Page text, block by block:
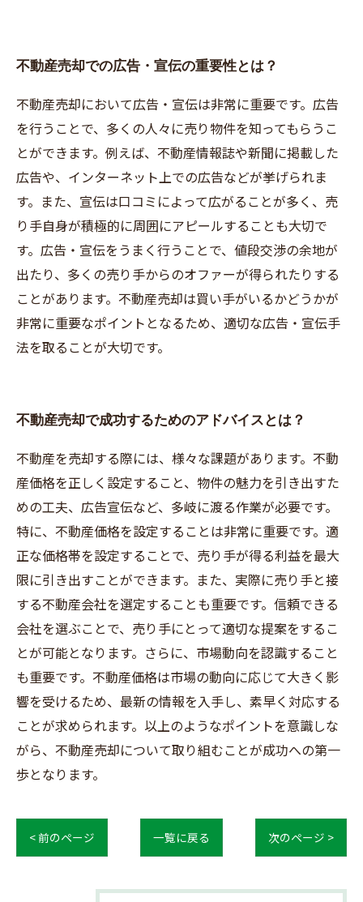
不動産売却での広告・宣伝の重要性とは？
不動産売却において広告・宣伝は非常に重要です。広告
を行うことで、多くの人々に売り物件を知ってもらうこ
とができます。例えば、不動産情報誌や新聞に掲載した
広告や、インターネット上での広告などが挙げられま
す。また、宣伝は口コミによって広がることが多く、売
り手自身が積極的に周囲にアピールすることも大切で
す。広告・宣伝をうまく行うことで、値段交渉の余地が
出たり、多くの売り手からのオファーが得られたりする
ことがあります。不動産売却は買い手がいるかどうかが
非常に重要なポイントとなるため、適切な広告・宣伝手
法を取ることが大切です。
不動産売却で成功するためのアドバイスとは？
不動産を売却する際には、様々な課題があります。不動
産価格を正しく設定すること、物件の魅力を引き出すた
めの工夫、広告宣伝など、多岐に渡る作業が必要です。
特に、不動産価格を設定することは非常に重要です。適
正な価格帯を設定することで、売り手が得る利益を最大
限に引き出すことができます。また、実際に売り手と接
する不動産会社を選定することも重要です。信頼できる
会社を選ぶことで、売り手にとって適切な提案をするこ
とが可能となります。さらに、市場動向を認識すること
も重要です。不動産価格は市場の動向に応じて大きく影
響を受けるため、最新の情報を入手し、素早く対応する
ことが求められます。以上のようなポイントを意識しな
がら、不動産売却について取り組むことが成功への第一
歩となります。
< 前のページ 一覧に戻る 次のページ >